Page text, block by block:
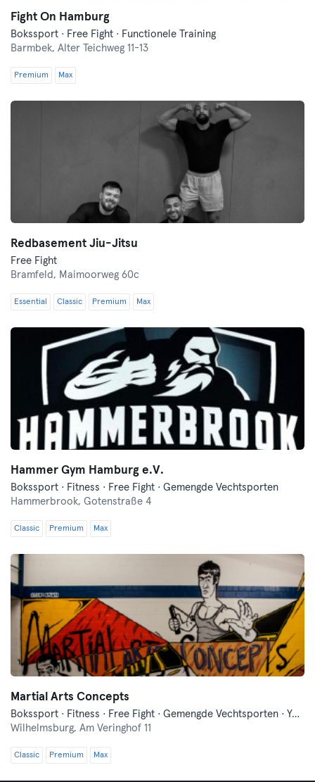
Fight On Hamburg
Bokssport · Free Fight · Functionele Training
Barmbek, Alter Teichweg 11-13
Premium Max
Redbasement Jiu-Jitsu
Free Fight
Bramfeld, Maimoorweg 60c
Essential Classic Premium Max
Hammer Gym Hamburg e.V.
Bokssport · Fitness · Free Fight · Gemengde Vechtsporten
Hammerbrook, Gotenstraße 4
Classic Premium Max
Martial Arts Concepts
Bokssport · Fitness · Free Fight · Gemengde Vechtsporten · Yoga
Wilhelmsburg, Am Veringhof 11
Classic Premium Max